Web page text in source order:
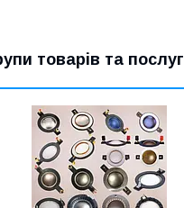
товарів та послуг